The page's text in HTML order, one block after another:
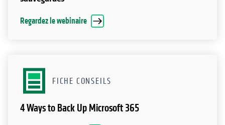
Regardez le webinaire
FICHE CONSEILS
4 Ways to Back Up Microsoft 365